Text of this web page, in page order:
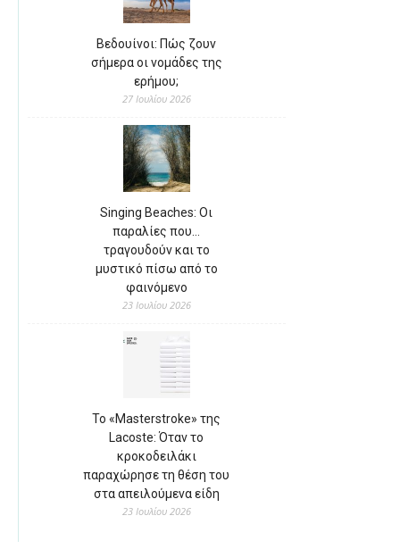
Βεδουίνοι: Πώς ζουν
σήμερα οι νομάδες της
ερήμου;
27 Ιουλίου 2026
Singing Beaches: Οι
παραλίες που…
τραγουδούν και το
μυστικό πίσω από το
φαινόμενο
23 Ιουλίου 2026
Το «Masterstroke» της
Lacoste: Όταν το
κροκοδειλάκι
παραχώρησε τη θέση του
στα απειλούμενα είδη
23 Ιουλίου 2026